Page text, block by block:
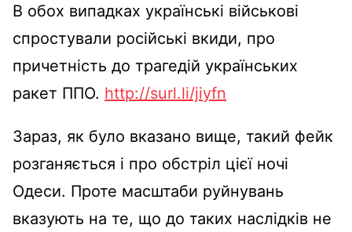
В обох випадках українські військові
спростували російські вкиди, про
причетність до трагедій українських
ракет ППО. http://surl.li/jiyfn
Зараз, як було вказано вище, такий фейк
розганяється і про обстріл цієї ночі
Одеси. Проте масштаби руйнувань
вказують на те, що до таких наслідків не